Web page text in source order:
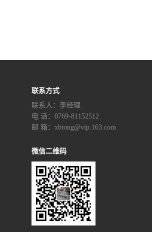
联系方式
联系人：李经理‬
电 话：0769-81152512
邮 箱：xbtong@vip.163.com
微信二维码